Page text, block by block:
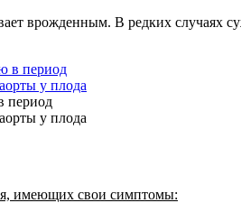
врожденным. В редких случаях
период
у плода
имеющих свои симптомы: